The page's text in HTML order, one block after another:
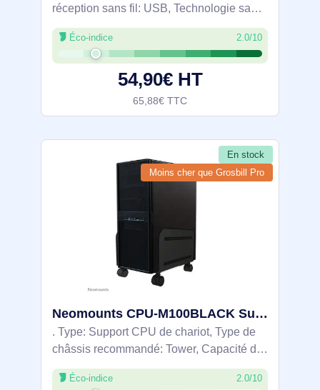
réception sans fil: USB, Technologie sans
fil: Bluetooth/RF, Bande de fréquence: 2.4
GHz. Couleur du produit: Noir,
Certification: FCC, IC, BQB, ROHS, CE,
Éco-indice 2.0/10
54,90€ HT
65,88€ TTC
En stock
Moins cher que Grosbill Pro
Neomounts CPU-M100BLACK Support pour ordinateur - max 10 kg - universel
. Type: Support CPU de chariot, Type de
châssis recommandé: Tower, Capacité de
charge maximale: 10 kg. Largeur
d'ordinateur prise en charge (horizontal)
Éco-indice 2.0/10